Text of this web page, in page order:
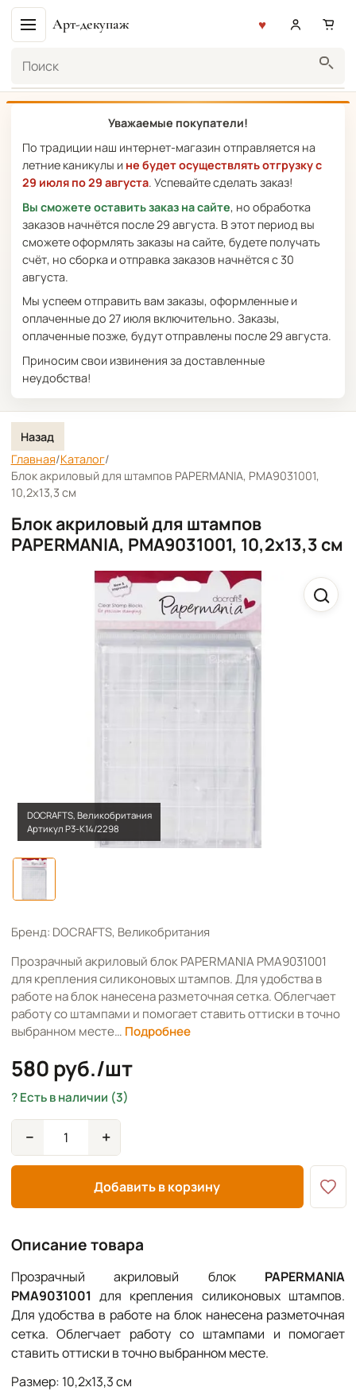
Арт-декупаж
Уважаемые покупатели!
По традиции наш интернет-магазин отправляется на
летние каникулы и не будет осуществлять отгрузку с
29 июля по 29 августа. Успевайте сделать заказ!
Вы сможете оставить заказ на сайте, но обработка
заказов начнётся после 29 августа. В этот период вы
сможете оформлять заказы на сайте, будете получать
счёт, но сборка и отправка заказов начнётся с 30
августа.
Мы успеем отправить вам заказы, оформленные и
оплаченные до 27 июля включительно. Заказы,
оплаченные позже, будут отправлены после 29 августа.
Приносим свои извинения за доставленные
неудобства!
Назад
Главная/Каталог/
Блок акриловый для штампов PAPERMANIA, PMA9031001,
10,2х13,3 см
Блок акриловый для штампов
PAPERMANIA, PMA9031001, 10,2х13,3 см
DOCRAFTS, Великобритания
Артикул Р3-К14/2298
Бренд: DOCRAFTS, Великобритания
Прозрачный акриловый блок PAPERMANIA PMA9031001
для крепления силиконовых штампов. Для удобства в
работе на блок нанесена разметочная сетка. Облегчает
работу со штампами и помогает ставить оттиски в точно
выбранном месте… Подробнее
580 руб./шт
Есть в наличии (3)
− +
Добавить в корзину
Описание товара
Прозрачный акриловый блок PAPERMANIA
PMA9031001 для крепления силиконовых штампов.
Для удобства в работе на блок нанесена разметочная
сетка. Облегчает работу со штампами и помогает
ставить оттиски в точно выбранном месте.
Размер: 10,2х13,3 см